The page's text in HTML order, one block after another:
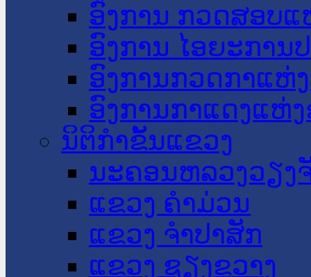
ອົງການ ກວດສອບແ
ອົງການ ໄອຍະການ
ອົງການກວດກາແຫ່
ອົງການກາແດງແຫ່
ນິຕິກໍາຂັ້ນແຂວງ
ນະ​ຄອນ​ຫລວງວຽງ
ແຂວງ ຄໍາມ່ວນ
ແຂວງ ຈໍາປາສັກ
ແຂວງ ຊຽງຂວາງ